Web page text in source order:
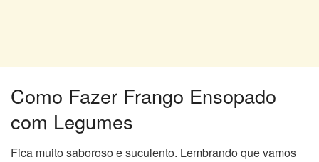
Como Fazer Frango Ensopado
com Legumes
Fica muito saboroso e suculento. Lembrando que vamos